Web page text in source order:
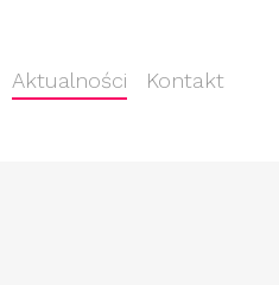
Aktualności Kontakt